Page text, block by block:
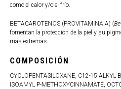
como el calor y/o el frío.
BETACAROTENOS (PROVITAMINA A) (
fomentan la protección de la piel y su
más extremas.
COMPOSICIÓN
CYCLOPENTASILOXANE, C12-15 ALKYL
ISOAMYL P-METHOXYCINNAMATE,